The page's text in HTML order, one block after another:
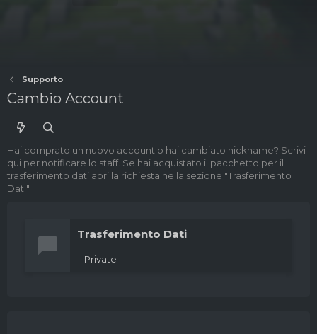
Supporto
Cambio Account
Hai comprato un nuovo account o hai cambiato nickname? Scrivi
qui per notificare lo staff. Se hai acquistato il pacchetto per il
trasferimento dati apri la richiesta nella sezione "Trasferimento
Dati"
Trasferimento Dati
Private